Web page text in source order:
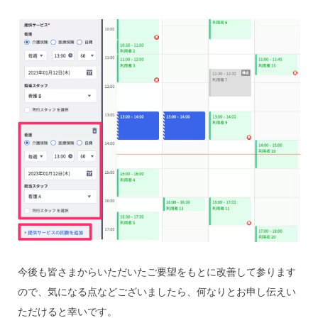
今後も皆さまからいただいたご要望をもとに改善して参ります
ので、気になる点などございましたら、何なりとお申し伝えい
ただけると幸いです。